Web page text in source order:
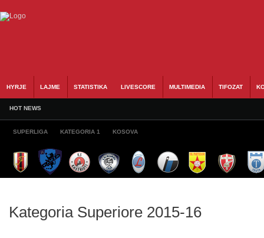
HYRJE LAJME STATISTIKA LIVESCORE MULTIMEDIA TIFOZAT
HOT NEWS
SUPERLIGA KATEGORIA 1 KOSOVA
Kategoria Superiore 2015-16